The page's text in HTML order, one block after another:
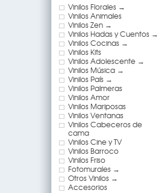
Vinilos Florales →
Vinilos Animales
Vinilos Zen →
Vinilos Hadas y Cuentos →
Vinilos Cocinas →
Vinilos Kits
Vinilos Adolescente →
Vinilos Música →
Vinilos País →
Vinilos Palmeras
Vinilos Amor
Vinilos Mariposas
Vinilos Ventanas
Vinilos Cabeceros de
cama
Vinilos Cine y TV
Vinilos Barroco
Vinilos Friso
Fotomurales →
Otros Vinilos →
Accesorios